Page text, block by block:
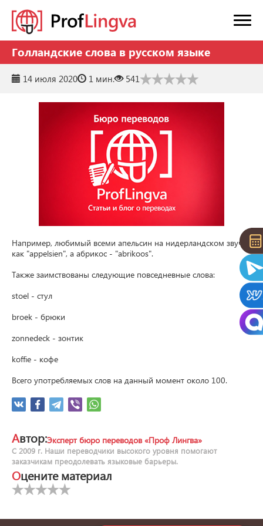
Голландские слова в русском языке
14 июля 2020 1 мин. 541
Например, любимый всеми апельсин на нидерландском звучит
как "appelsien", а абрикос - "abrikoos".
Также заимствованы следующие повседневные слова:
stoel - стул
broek - брюки
zonnedeck - зонтик
koffie - кофе
Всего употребляемых слов на данный момент около 100.
Автор:Эксперт бюро переводов «Проф Лингва»
С 2009 г. Наши переводчики высокого уровня помогают
заказчикам преодолевать языковые барьеры.
Оцените материал